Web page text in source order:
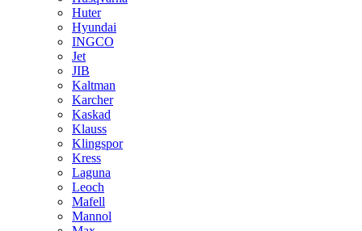
Huter
Hyundai
INGCO
Jet
JIB
Kaltman
Karcher
Kaskad
Klauss
Klingspor
Kress
Laguna
Leoch
Mafell
Mannol